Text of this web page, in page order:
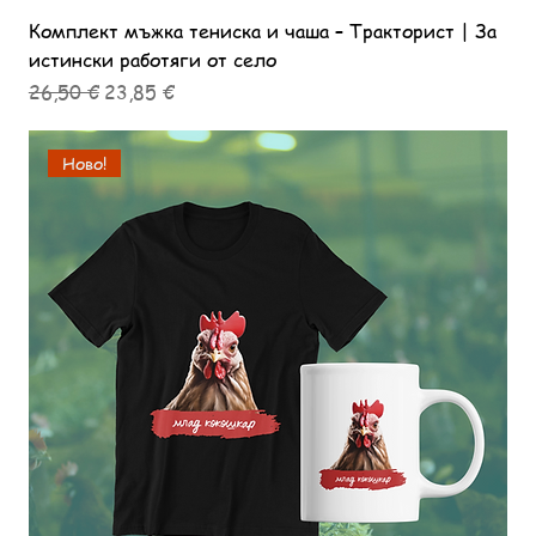
Комплект мъжка тениска и чаша – Тракторист | За
истински работяги от село
Редовна цена
26,50 € Продажна цена
23,85 €
Ново!